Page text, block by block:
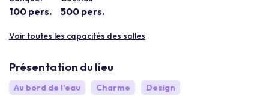
100 pers. 500 pers.
Voir toutes les capacités des salles
Présentation du lieu
Au bord de l'eau Charme
Design